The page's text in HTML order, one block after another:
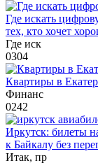
Где искать
тех, кто хочет
Где иск
0304
Квартиры в
Финанс
0242
Иркутск: билеты
к Байкалу без
Итак, пр